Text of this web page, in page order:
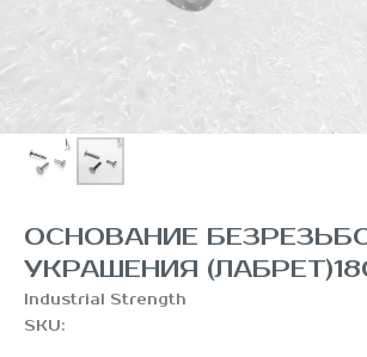
ОСНОВАНИЕ
УКРАШЕНИЯ
Industrial Strength
SKU: